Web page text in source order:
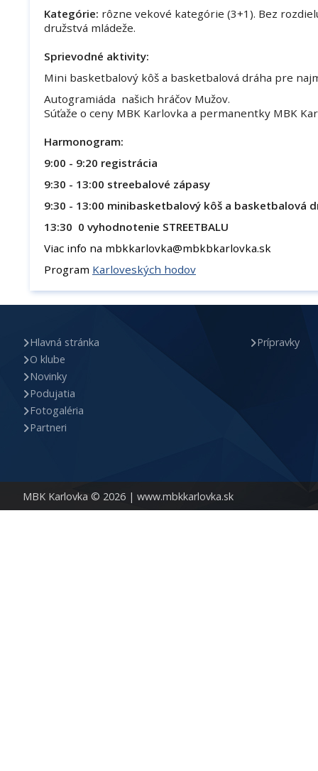
Kategórie: rôzne vekové kategórie (3+1). Bez
družstvá mládeže.
Sprievodné aktivity:
Mini basketbalový kôš a basketbalová dráha pre
Autogramiáda našich hráčov Mužov.
Súťaže o ceny MBK Karlovka a permanentky MBK
Harmonogram:
9:00 - 9:20 registrácia
9:30 - 13:00 streebalové zápasy
9:30 - 13:00 minibasketbalový kôš a basketbalová
13:30 0 vyhodnotenie STREETBALU
Viac info na mbkkarlovka@mbkbkarlovka.sk
Program Karloveských hodov
MBK Karlovka © 2026 | www.mbkkarlovka.sk
Hlavná stránka
O klube
Novinky
Podujatia
Fotogaléria
Partneri
Prípravky